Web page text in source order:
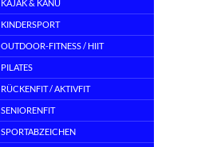
KAJAK & KANU
KINDERSPORT
OUTDOOR-FITNESS / HIIT
PILATES
RÜCKENFIT / AKTIVFIT
SENIORENFIT
SPORTABZEICHEN